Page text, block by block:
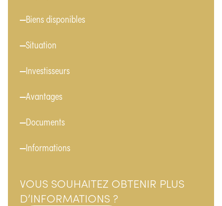
Biens disponibles
Situation
Investisseurs
Avantages
Documents
Informations
VOUS SOUHAITEZ OBTENIR PLUS
D’INFORMATIONS ?